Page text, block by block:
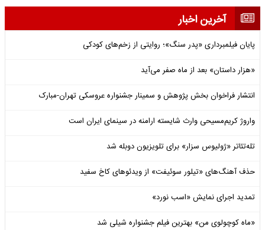
آخرین اخبار
پایان فیلمبرداری «پدر سنگ»؛ روایتی از زخم‌های کودکی
«هزار داستان» بعد از ماه صفر می‌آید
انتشار فراخوان بخش پژوهش و سمینار جشنواره عروسکی تهران-مبارک
واروژ کریم‌مسیحی وارث شایسته ارامنه در سینمای ایران است
تله‌تئاتر «ژولیوس سزار» برای تلویزیون دوبله شد
حذف آهنگ‌های «تیلور سوئیفت» از ویدئوهای کاخ سفید
تمدید اجرای نمایش «اسب نورد»
«ماه کوچولوی من» بهترین فیلم جشنواره شیلی شد